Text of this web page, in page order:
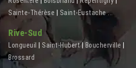
Sainte-Thérèse
Saint-Eustache ...
Rive-Sud
Longueuil Saint-Hubert| Boucherville
Brossard